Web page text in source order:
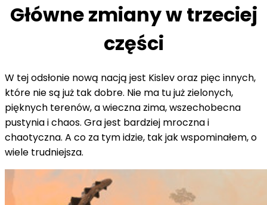
Główne zmiany w trzeciej
części
W tej odsłonie nową nacją jest Kislev oraz pięc innych,
które nie są już tak dobre. Nie ma tu już zielonych,
pięknych terenów, a wieczna zima, wszechobecna
pustynia i chaos. Gra jest bardziej mroczna i
chaotyczna. A co za tym idzie, tak jak wspominałem, o
wiele trudniejsza.